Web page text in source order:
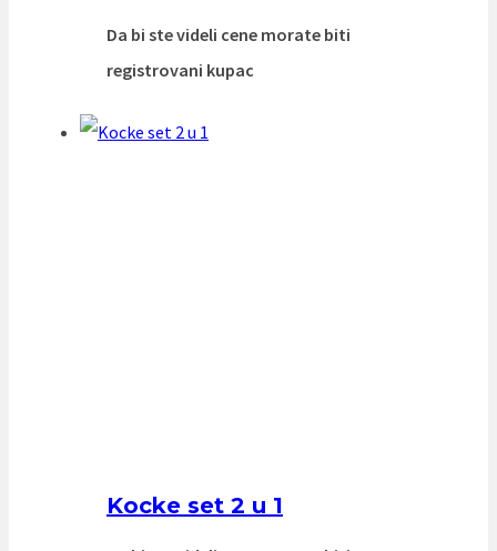
Da bi ste videli cene morate biti
registrovani kupac
Kocke set 2 u 1